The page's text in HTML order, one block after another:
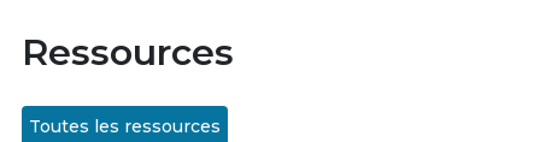
Ressources
Toutes les ressources